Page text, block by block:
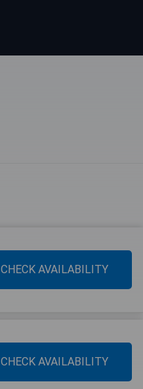
CHECK AVAILABILITY
CHECK AVAILABILITY